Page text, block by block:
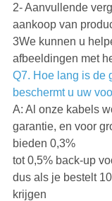
2- Aanvullende
aankoop van
3We kunnen u
afbeeldingen met
Q7. Hoe lang is de
beschermt u uw
A: Al onze kabels
garantie, en voor
bieden 0,3%
tot 0,5% back-up
dus als je bestelt
krijgen